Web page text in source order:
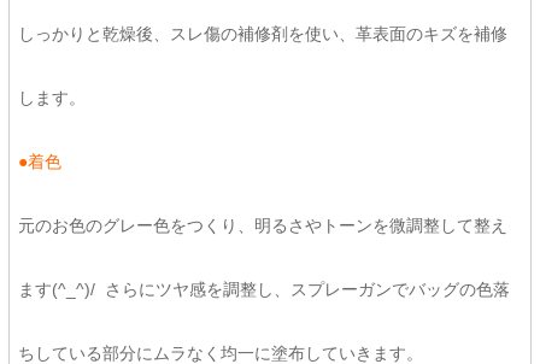
しっかりと乾燥後、スレ傷の補修剤を使い、革表面のキズを補修
します。
●着色
元のお色のグレー色をつくり、明るさやトーンを微調整して整え
ます(^_^)/ さらにツヤ感を調整し、スプレーガンでバッグの色落
ちしている部分にムラなく均一に塗布していきます。